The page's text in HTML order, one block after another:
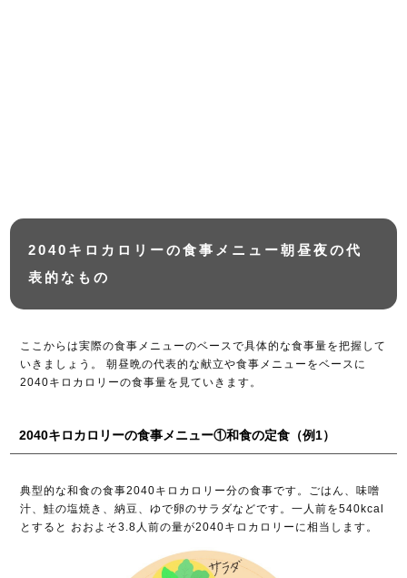
2040キロカロリーの食事メニュー朝昼夜の代
表的なもの
ここからは実際の食事メニューのベースで具体的な食事量を把握して
いきましょう。 朝昼晩の代表的な献立や食事メニューをベースに
2040キロカロリーの食事量を見ていきます。
2040キロカロリーの食事メニュー①和食の定食（例1）
典型的な和食の食事2040キロカロリー分の食事です。ごはん、味噌
汁、鮭の塩焼き、納豆、ゆで卵のサラダなどです。一人前を540kcal
とすると おおよそ3.8人前の量が2040キロカロリーに相当します。